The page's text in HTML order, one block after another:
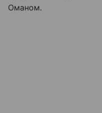
Оманом.